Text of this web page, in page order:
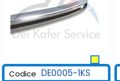
Codice DE0005-1KS